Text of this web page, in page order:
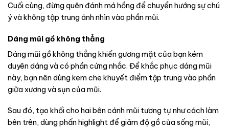
Cuối cùng, đừng quên đánh má hồng để chuyển hướng sự chú
ý và không tập trung ánh nhìn vào phần mũi.
Dáng mũi gồ không thẳng
Dáng mũi gồ không thẳng khiến gương mặt của bạn kém
duyên dáng và có phần cứng nhắc. Để khắc phục dáng mũi
này, bạn nên dùng kem che khuyết điểm tập trung vào phần
giữa xương và sụn của mũi.
Sau đó, tạo khối cho hai bên cánh mũi tương tự như cách làm
bên trên, dùng phấn highlight để giảm độ gồ của sống mũi,